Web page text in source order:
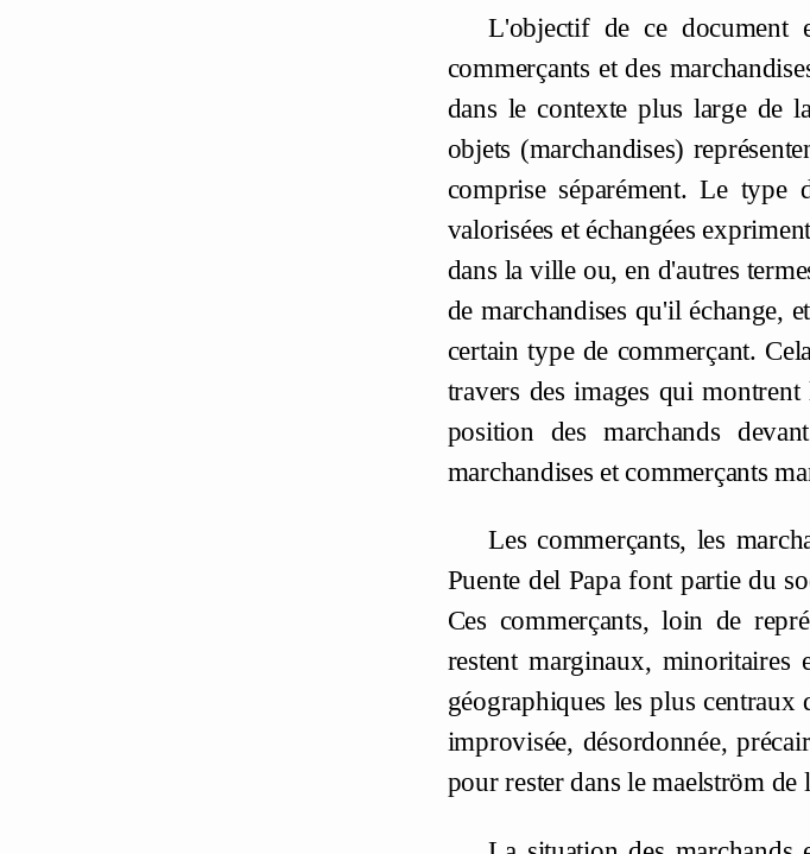
L'objectif de ce document
commerçants et des
dans le contexte plus large de
objets (marchandises)
comprise séparément. Le type
valorisées et échangées
dans la ville ou, en d'autres
de marchandises qu'il échange,
certain type de commerçant.
travers des images qui
position des marchands
marchandises et commerçants
Les commerçants, les
Puente del Papa font partie du
Ces commerçants, loin de
restent marginaux,
géographiques les plus
improvisée, désordonnée,
pour rester dans le maelström de